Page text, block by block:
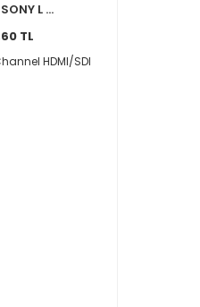
L ...
TL